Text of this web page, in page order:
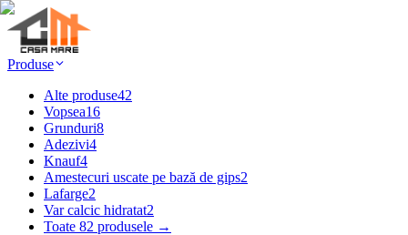
Produse
Alte produse42
Vopsea16
Grunduri8
Adezivi4
Knauf4
Amestecuri uscate pe bază de gips2
Lafarge2
Var calcic hidratat2
Toate 82 produsele →